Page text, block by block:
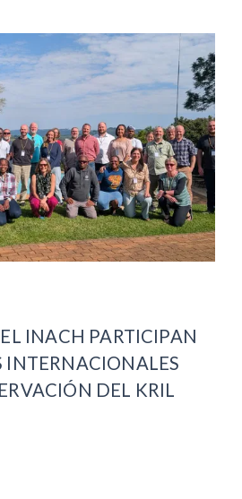
INACH PARTICIPAN
INTERNACIONALES
DEL KRIL